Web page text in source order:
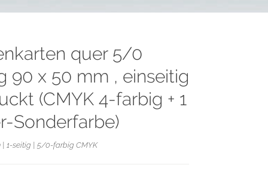
quer 5/0
90 x 50 mm , einseitig
(CMYK 4-farbig + 1
Sonderfarbe)
| 1-seitig | 5/0-farbig CMYK